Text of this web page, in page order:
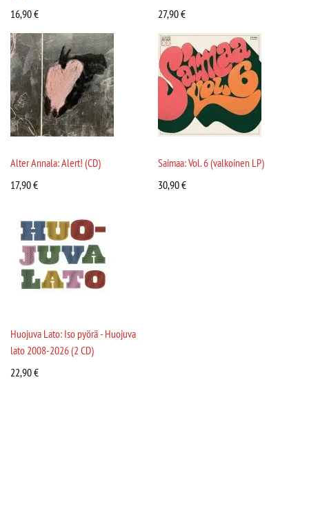
16,90€ 27,90€
Alter Annala: Alert! (CD)
17,90€
Saimaa: Vol. 6 (valkoinen LP)
30,90€
Huojuva Lato: Iso pyörä - Huojuva
lato 2008-2026 (2 CD)
22,90€